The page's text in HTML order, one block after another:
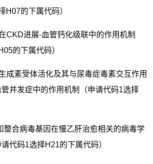
H07的下属代码）
CKD进展-血管钙化级联中的作用机制
的下属代码）
成素受体活化及其与尿毒症毒素交互作用
并发症中的作用机制（申请代码1选择
整合病毒基因在慢乙肝治愈相关的病毒学
代码1选择H21的下属代码）